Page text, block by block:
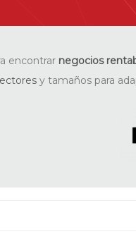
encontrar negocios
y tamaños para